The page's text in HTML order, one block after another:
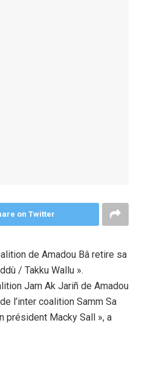
on Twitter
de Amadou Bâ retire sa
/ Takku Wallu ».
Jam Ak Jariñ de Amadou
l’inter coalition Samm Sa
président Macky Sall », a